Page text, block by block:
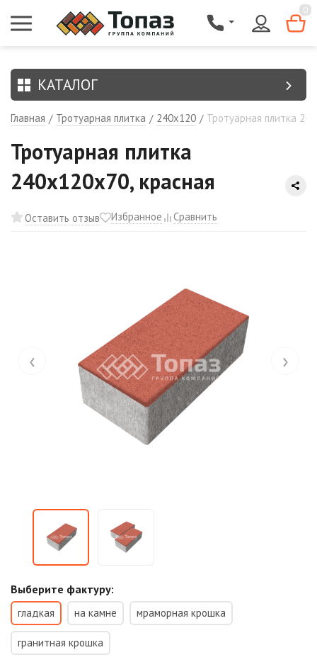
0
КАТАЛОГ
Главная / Тротуарная плитка / 240х120 / Тротуарная плитка
Тротуарная плитка
240х120х70, красная
Оставить отзыв Избранное Сравнить
‹ ›
Выберите фактуру:
гладкая на камне мраморная крошка
гранитная крошка